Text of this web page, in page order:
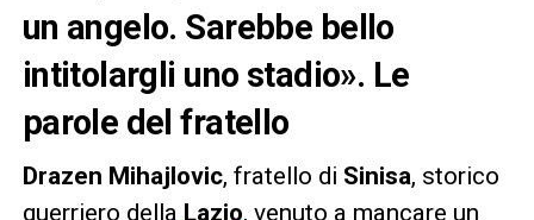
un angelo. Sarebbe bello
intitolargli uno stadio». Le
parole del fratello
Drazen Mihajlovic, fratello di Sinisa, storico
guerriero della Lazio, venuto a mancare un